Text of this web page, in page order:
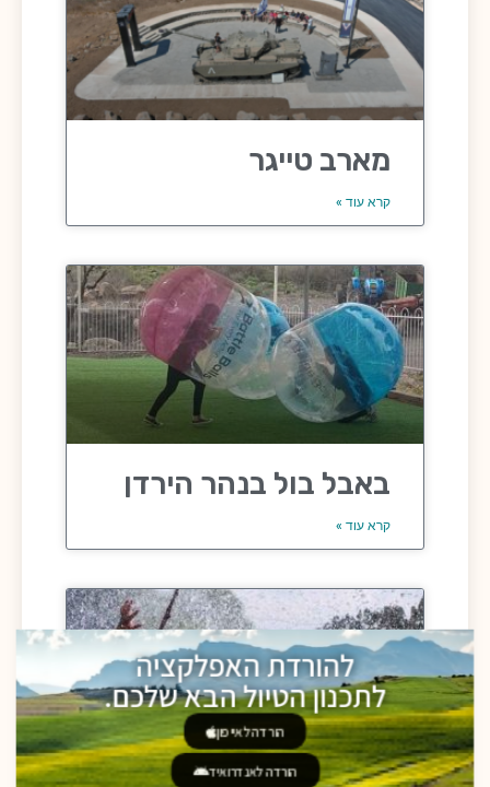
מארב טייגר
קרא עוד »
באבל בול בנהר הירדן
קרא עוד »
להורדת האפלקציה
לתכנון הטיול הבא שלכם.
הורדה לאייפון
הורדה לאנדרואיד